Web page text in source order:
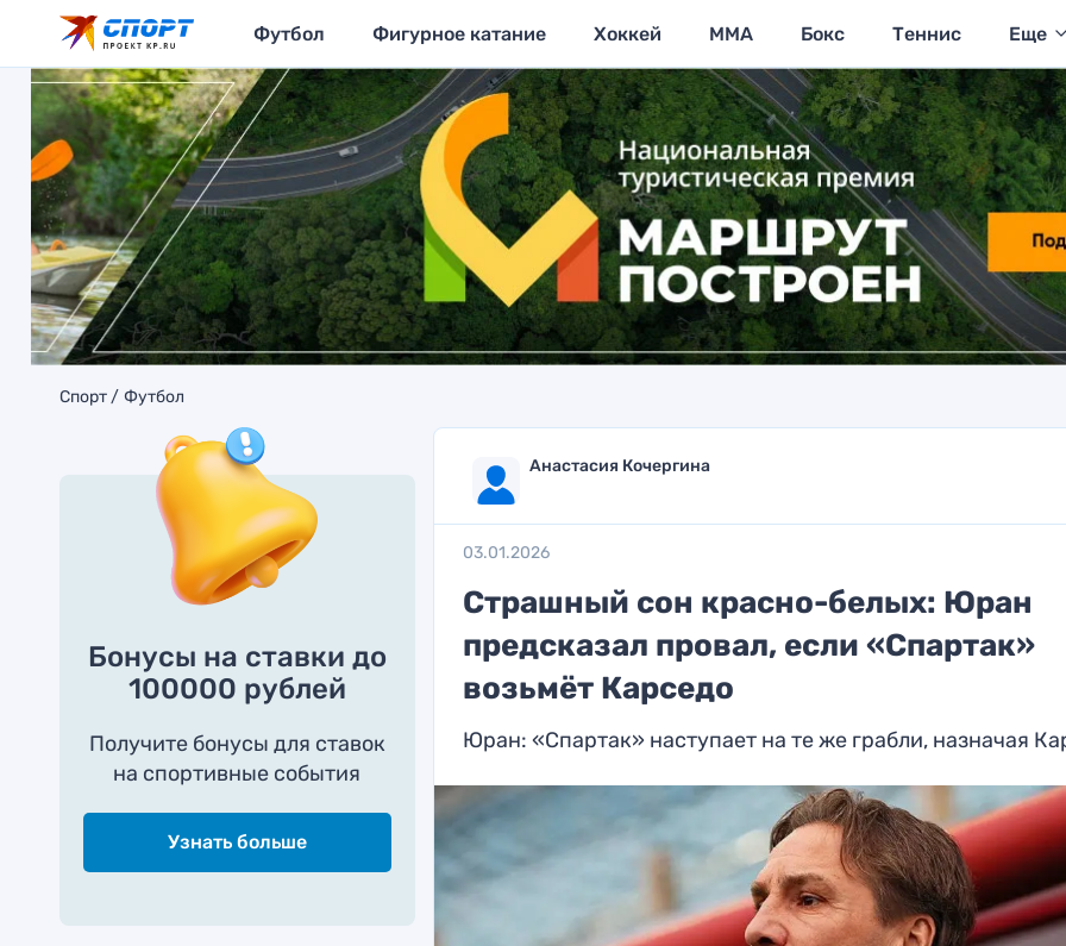
Футбол Фигурное катание Хоккей MMA Бокс Теннис Еще
Спорт Футбол
Бонусы на ставки до
100000 рублей
Получите бонусы для ставок
на спортивные события
Узнать больше
Анастасия Кочергина
03.01.2026
Страшный сон красно-белых: Юран
предсказал провал, если «Спартак»
возьмёт Карседо
Юран: «Спартак» наступает на те же грабли, назначая